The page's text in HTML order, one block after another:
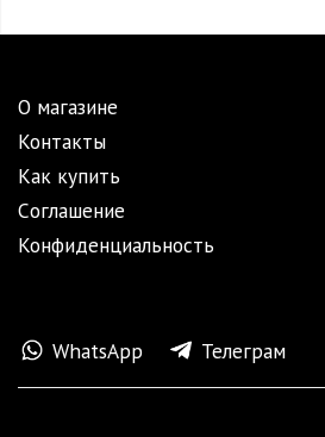
О магазине
Контакты
Как купить
Cоглашение
Конфиденциальность
WhatsApp Телеграм